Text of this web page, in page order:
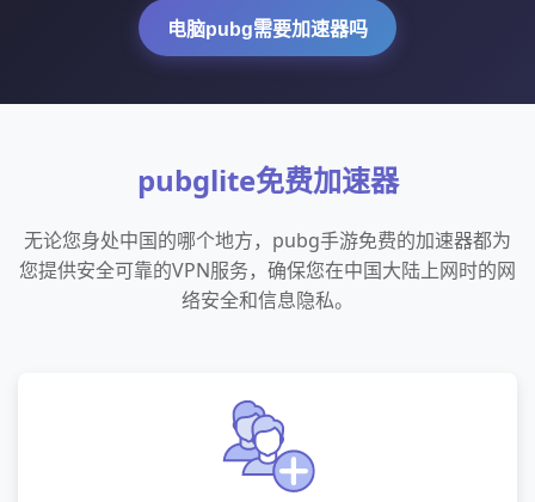
电脑pubg需要加速器吗
pubglite免费加速器
无论您身处中国的哪个地方，pubg手游免费的加速器都为
您提供安全可靠的VPN服务，确保您在中国大陆上网时的网
络安全和信息隐私。